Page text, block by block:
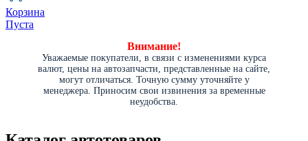
Корзина
Пуста
Внимание!
Уважаемые покупатели, в связи с изменениями курса
валют, цены на автозапчасти, представленные на сайте,
могут отличаться. Точную сумму уточняйте у
менеджера. Приносим свои извинения за временные
неудобства.